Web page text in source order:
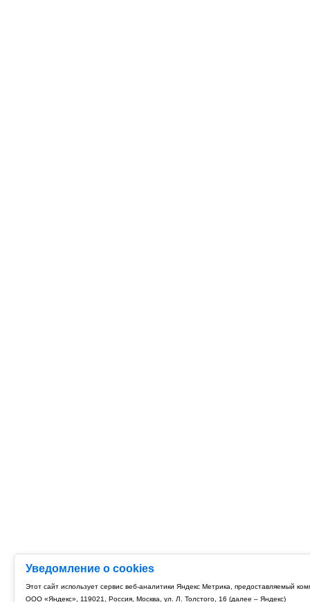
Уведомление о cookies
Этот сайт использует сервис веб-аналитики Яндекс Метрика, предоставляемый
ООО «Яндекс», 119021, Россия, Москва, ул. Л. Толстого, 16 (далее – Яндекс)